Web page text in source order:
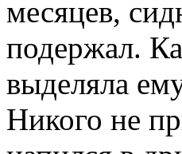
месяцев,
подержал.
выделяла
Никого не